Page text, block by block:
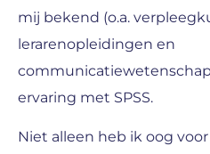
mij bekend (o.a.
lerarenopleidingen en
ervaring met SPSS.
Niet alleen heb ik oog